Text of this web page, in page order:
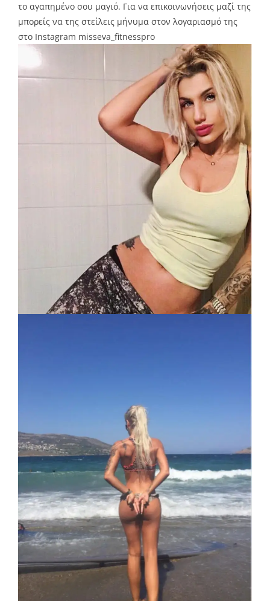
το αγαπημένο σου μαγιό. Για να επικοινωνήσεις μαζί της
μπορείς να της στείλεις μήνυμα στον λογαριασμό της
στο Instagram misseva_fitnesspro